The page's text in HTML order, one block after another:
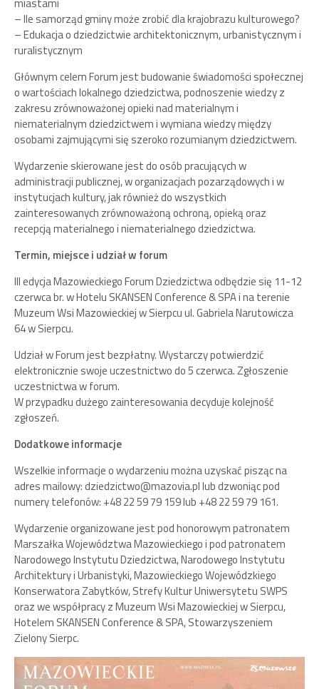
– Ile samorząd gminy może zrobić dla krajobrazu kulturowego?
– Edukacja o dziedzictwie architektonicznym, urbanistycznym i
ruralistycznym
Głównym celem Forum jest budowanie świadomości społecznej
o wartościach lokalnego dziedzictwa, podnoszenie wiedzy z
zakresu zrównoważonej opieki nad materialnym i
niematerialnym dziedzictwem i wymiana wiedzy między
osobami zajmującymi się szeroko rozumianym dziedzictwem.
Wydarzenie skierowane jest do osób pracujących w
administracji publicznej, w organizacjach pozarządowych i w
instytucjach kultury, jak również do wszystkich
zainteresowanych zrównoważoną ochroną, opieką oraz
recepcją materialnego i niematerialnego dziedzictwa.
Termin, miejsce i udział w forum
III edycja Mazowieckiego Forum Dziedzictwa odbędzie się 11-12
czerwca br. w Hotelu SKANSEN Conference & SPA i na terenie
Muzeum Wsi Mazowieckiej w Sierpcu ul. Gabriela Narutowicza
64 w Sierpcu.
Udział w Forum jest bezpłatny. Wystarczy potwierdzić
elektronicznie swoje uczestnictwo do 5 czerwca. Zgłoszenie
uczestnictwa w forum.
W przypadku dużego zainteresowania decyduje kolejność
zgłoszeń.
Dodatkowe informacje
Wszelkie informacje o wydarzeniu można uzyskać pisząc na
adres mailowy: dziedzictwo@mazovia.pl lub dzwoniąc pod
numery telefonów: +48 22 59 79 159 lub +48 22 59 79 161.
Wydarzenie organizowane jest pod honorowym patronatem
Marszałka Województwa Mazowieckiego i pod patronatem
Narodowego Instytutu Dziedzictwa, Narodowego Instytutu
Architektury i Urbanistyki, Mazowieckiego Wojewódzkiego
Konserwatora Zabytków, Strefy Kultur Uniwersytetu SWPS
oraz we współpracy z Muzeum Wsi Mazowieckiej w Sierpcu,
Hotelem SKANSEN Conference & SPA, Stowarzyszeniem
Zielony Sierpc.